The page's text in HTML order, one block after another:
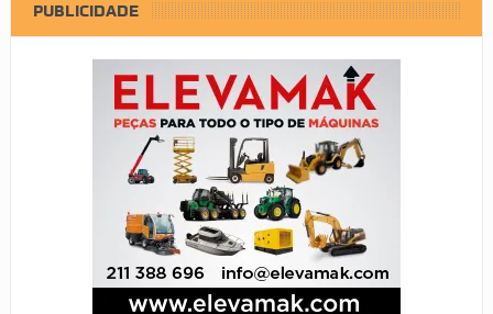
PUBLICIDADE